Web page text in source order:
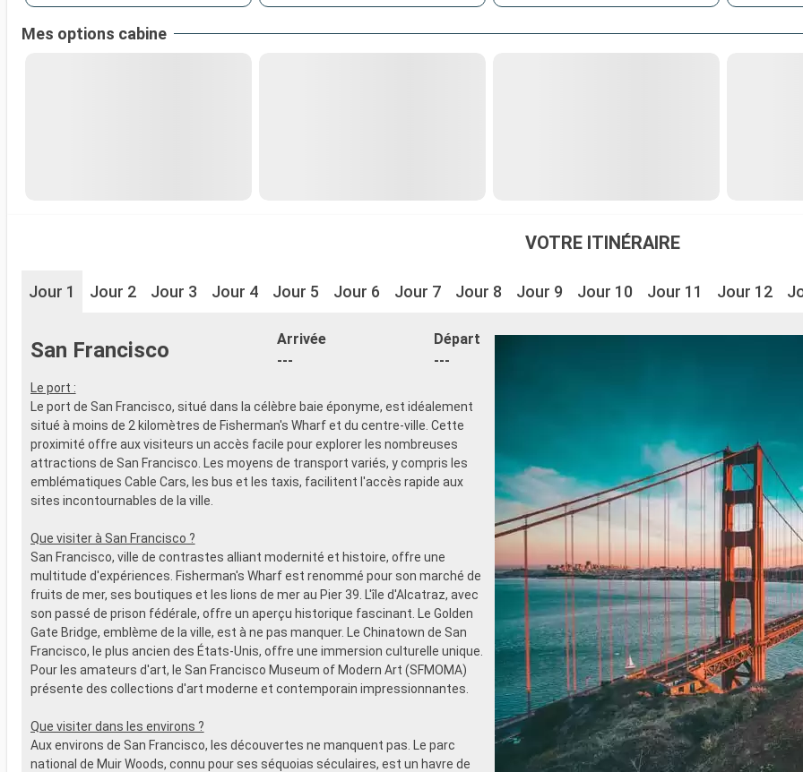
Mes options cabine
VOTRE ITINÉRAIRE
Jour 1 Jour 2 Jour 3 Jour 4 Jour 5 Jour 6 Jour 7 Jour 8 Jour 9 Jour 10 Jour 11 Jour 12
San Francisco
Arrivée
---
Départ
---
Le port :
Le port de San Francisco, situé dans la célèbre baie éponyme, est idéalement
situé à moins de 2 kilomètres de Fisherman's Wharf et du centre-ville. Cette
proximité offre aux visiteurs un accès facile pour explorer les nombreuses
attractions de San Francisco. Les moyens de transport variés, y compris les
emblématiques Cable Cars, les bus et les taxis, facilitent l'accès rapide aux
sites incontournables de la ville.
Que visiter à San Francisco ?
San Francisco, ville de contrastes alliant modernité et histoire, offre une
multitude d'expériences. Fisherman's Wharf est renommé pour son marché de
fruits de mer, ses boutiques et les lions de mer au Pier 39. L'île d'Alcatraz, avec
son passé de prison fédérale, offre un aperçu historique fascinant. Le Golden
Gate Bridge, emblème de la ville, est à ne pas manquer. Le Chinatown de San
Francisco, le plus ancien des États-Unis, offre une immersion culturelle unique.
Pour les amateurs d'art, le San Francisco Museum of Modern Art (SFMOMA)
présente des collections d'art moderne et contemporain impressionnantes.
Que visiter dans les environs ?
Aux environs de San Francisco, les découvertes ne manquent pas. Le parc
national de Muir Woods, connu pour ses séquoias séculaires, est un havre de